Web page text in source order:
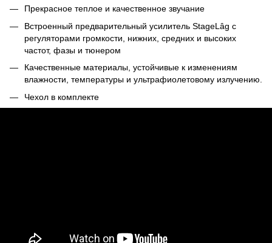
Прекрасное теплое и качественное звучание
Встроенный предварительный усилитель StageLâg с
регуляторами громкости, нижних, средних и высоких
частот, фазы и тюнером
Качественные материалы, устойчивые к изменениям
влажности, температуры и ультрафиолетовому излучению.
Чехол в комплекте